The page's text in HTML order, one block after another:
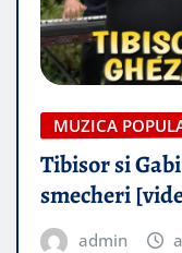
MUZICA
Tibisor si
smecheri
admin